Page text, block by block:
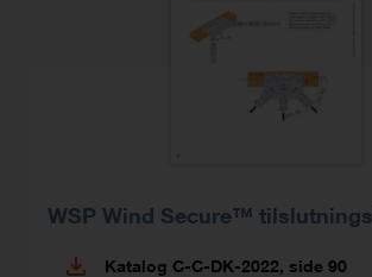
WSP Wind Secure™
Katalog C-C-DK-2022, side 90